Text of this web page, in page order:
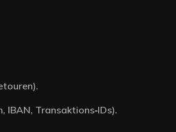
Transaktions‑IDs).